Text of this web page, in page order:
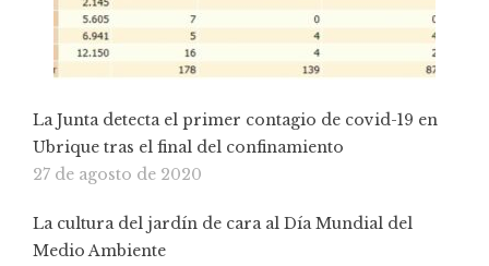
La Junta detecta el primer contagio de covid-19 en
Ubrique tras el final del confinamiento
27 de agosto de 2020
La cultura del jardín de cara al Día Mundial del
Medio Ambiente